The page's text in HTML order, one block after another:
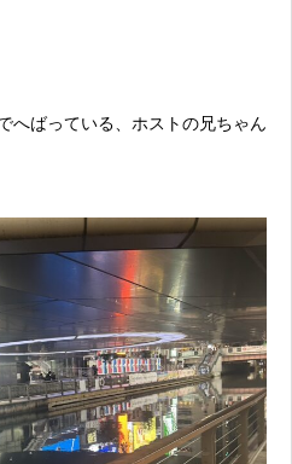
へばっている、ホストの兄ちゃん